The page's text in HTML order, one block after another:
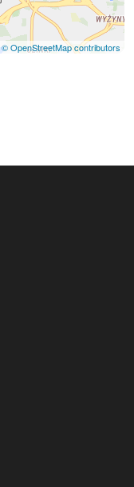
© OpenStreetMap contributors